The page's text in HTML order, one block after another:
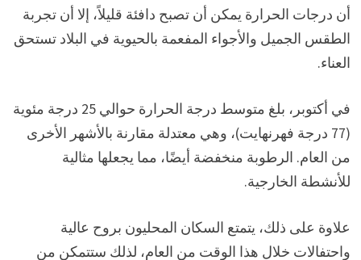
أن درجات الحرارة يمكن أن تصبح دافئة قليلاً، إلا أن تجربة
الطقس الجميل والأجواء المفعمة بالحيوية في البلاد تستحق
العناء.
في أكتوبر، بلغ متوسط ​​درجة الحرارة حوالي 25 درجة مئوية
(77 درجة فهرنهايت)، وهي معتدلة مقارنة بالأشهر الأخرى
من العام. الرطوبة منخفضة أيضًا، مما يجعلها مثالية
للأنشطة الخارجية.
علاوة على ذلك، يتمتع السكان المحليون بروح عالية
واحتفالات خلال هذا الوقت من العام، لذلك ستتمكن من